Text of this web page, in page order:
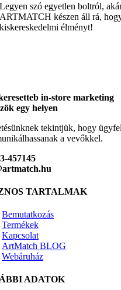
Legyen szó egyetlen boltról,
ARTMATCH készen áll rá,
kiskereskedelmi élményt!
in-store marketing
egy helyen
tekintjük, hogy
a vevőkkel.
457145
TARTALMAK
Bemutatkozás
Termékek
Kapcsolat
ArtMatch BLOG
Webáruház
ADATOK